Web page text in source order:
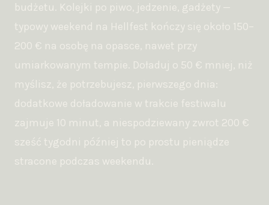
budżetu. Kolejki po piwo, jedzenie, gadżety —
typowy weekend na Hellfest kończy się około 150–
200 € na osobę na opasce, nawet przy
umiarkowanym tempie. Doładuj o 50 € mniej, niż
myślisz, że potrzebujesz, pierwszego dnia:
dodatkowe doładowanie w trakcie festiwalu
zajmuje 10 minut, a niespodziewany zwrot 200 €
sześć tygodni później to po prostu pieniądze
stracone podczas weekendu.